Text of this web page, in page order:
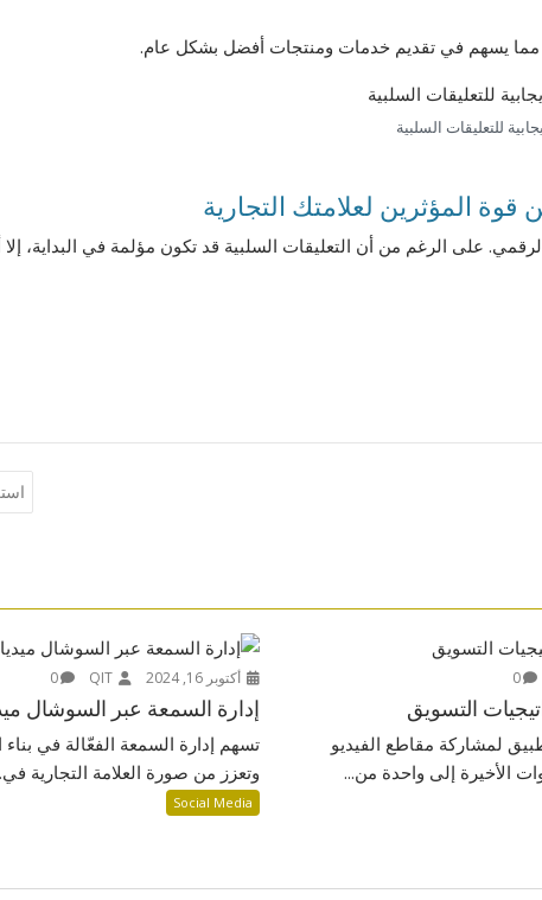
مما يسهم في تقديم خدمات ومنتجات أفضل بشكل عام.
للتعليقات السلبية
المؤثرين لعلامتك التجارية
على الرغم من أن التعليقات السلبية قد تكون مؤلمة في البداية،
0
التسويق
لمشاركة مقاطع الفيديو
الأخيرة إلى واحدة من...
أكتوبر 16, 2024 0
إدارة السمعة عبر السوشال
تسهم إدارة السمعة الفعّالة في بناء
وتعزز من صورة العلامة التجارية
Social Media